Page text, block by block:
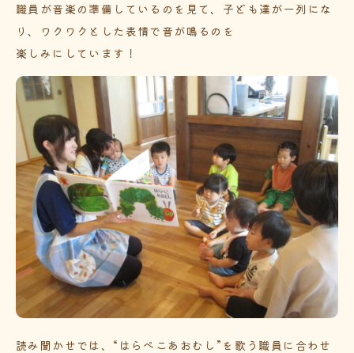
職員が音楽の準備しているのを見て、子ども達が一列にな
り、ワクワクとした表情で音が鳴るのを
楽しみにしています！
読み聞かせでは、“はらぺこあおむし”を歌う職員に合わせ